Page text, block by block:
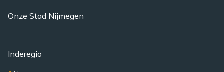
Onze Stad Nijmegen
Inderegio